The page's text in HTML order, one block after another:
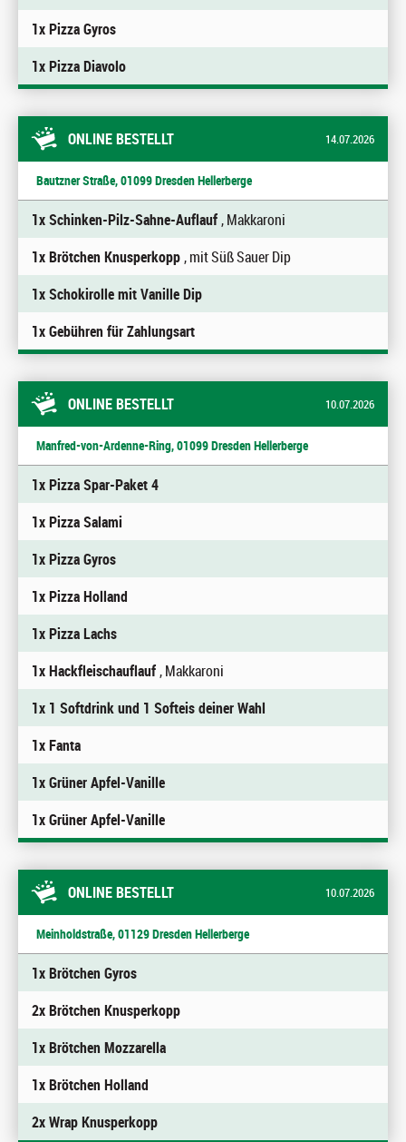
1x Pizza Gyros
1x Pizza Diavolo
ONLINE BESTELLT 14.07.2026
Bautzner Straße, 01099 Dresden Hellerberge
1x Schinken-Pilz-Sahne-Auflauf, Makkaroni
1x Brötchen Knusperkopp, mit Süß Sauer Dip
1x Schokirolle mit Vanille Dip
1x Gebühren für Zahlungsart
ONLINE BESTELLT 10.07.2026
Manfred-von-Ardenne-Ring, 01099 Dresden Hellerberge
1x Pizza Spar-Paket 4
1x Pizza Salami
1x Pizza Gyros
1x Pizza Holland
1x Pizza Lachs
1x Hackfleischauflauf, Makkaroni
1x 1 Softdrink und 1 Softeis deiner Wahl
1x Fanta
1x Grüner Apfel-Vanille
1x Grüner Apfel-Vanille
ONLINE BESTELLT 10.07.2026
Meinholdstraße, 01129 Dresden Hellerberge
1x Brötchen Gyros
2x Brötchen Knusperkopp
1x Brötchen Mozzarella
1x Brötchen Holland
2x Wrap Knusperkopp